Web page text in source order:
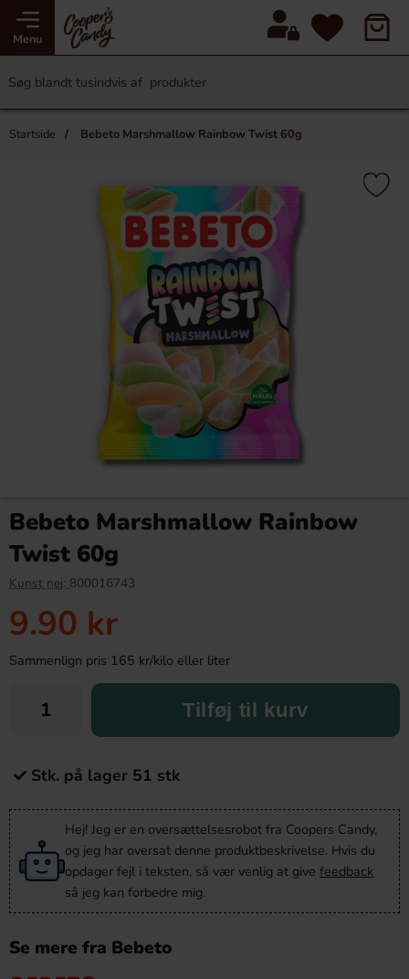
Menu
Startside Bebeto Marshmallow Rainbow Twist 60g
Bebeto Marshmallow Rainbow
Twist 60g
Kunst nej: 800016743
9.90 kr
Sammenlign pris 165 kr/kilo eller liter
Tilføj til kurv
Stk. på lager 51 stk
Hej! Jeg er en oversættelsesrobot fra Coopers Candy,
og jeg har oversat denne produktbeskrivelse. Hvis du
opdager fejl i teksten, så vær venlig at give feedback
så jeg kan forbedre mig.
Se mere fra Bebeto